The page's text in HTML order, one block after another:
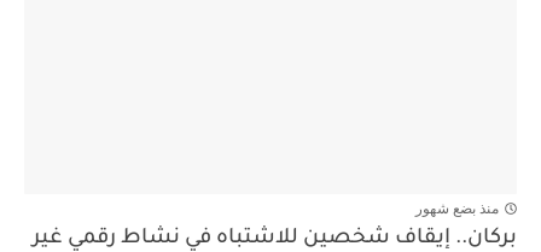
منذ بضع شهور
بركان.. إيقاف شخصين للاشتباه في نشاط رقمي غير